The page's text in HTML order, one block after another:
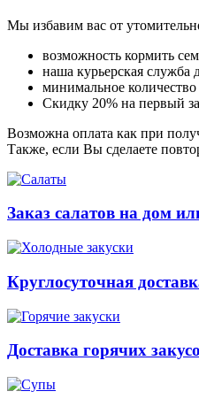
Мы избавим вас от
возможность кормить
наша курьерская служба
минимальное
Скидку 20% на первый
Возможна оплата как при
Также, если Вы сделаете
Заказ салатов на дом
Круглосуточная
Доставка горячих